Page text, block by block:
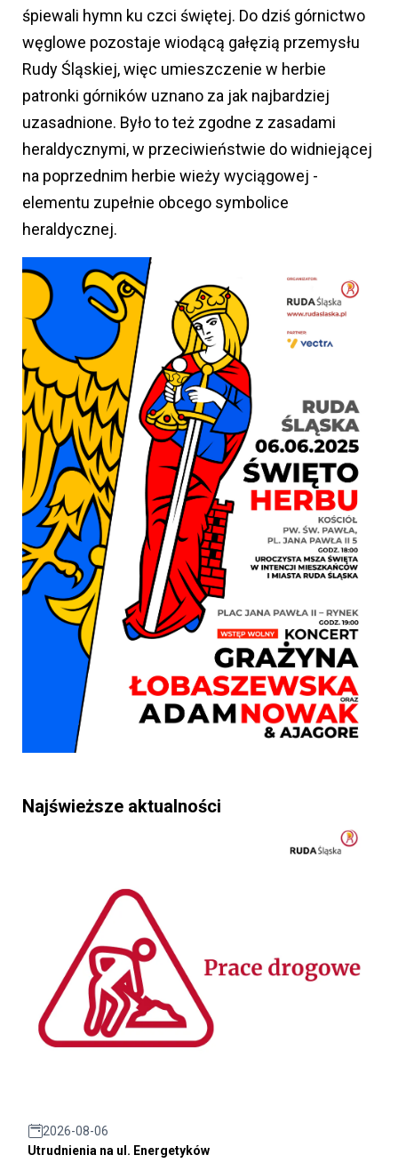
śpiewali hymn ku czci świętej. Do dziś górnictwo
węglowe pozostaje wiodącą gałęzią przemysłu
Rudy Śląskiej, więc umieszczenie w herbie
patronki górników uznano za jak najbardziej
uzasadnione. Było to też zgodne z zasadami
heraldycznymi, w przeciwieństwie do widniejącej
na poprzednim herbie wieży wyciągowej -
elementu zupełnie obcego symbolice
heraldycznej.
Najświeższe aktualności
2026-08-06
Utrudnienia na ul. Energetyków